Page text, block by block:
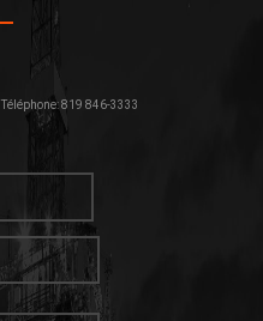
Téléphone: 819 846-3333